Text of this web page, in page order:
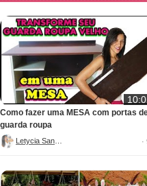
Como fazer uma MESA com portas
guarda roupa
·